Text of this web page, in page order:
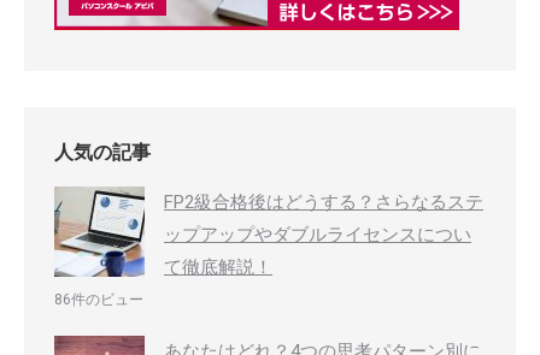
人気の記事
FP2級合格後はどうする？さらなるステ
ップアップやダブルライセンスについ
て徹底解説！
86件のビュー